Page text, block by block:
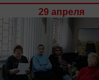
29 апреля